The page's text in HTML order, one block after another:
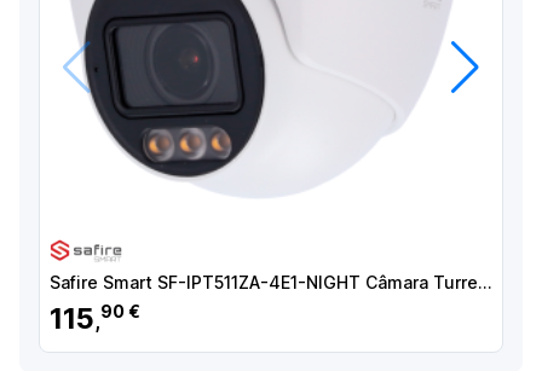
Anterior Próximo
Safire Smart SF-IPT511ZA-4E1-NIGHT Câmara Turret IP E1 NightColor X AI-ISP, 4 MP, 2.8-12 mm, 30 m, PoE, IP67, Áudio, MicroSD, Deteção de movimento, IA , Branco - 8435325489759
115,90 €